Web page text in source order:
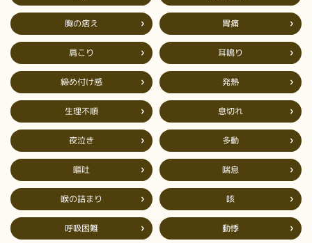
胸の痞え 胃痛
肩こり 耳鳴り
締め付け感 発熱
生理不順 息切れ
夜泣き 多動
嘔吐 喘息
喉の詰まり 咳
呼吸困難 動悸